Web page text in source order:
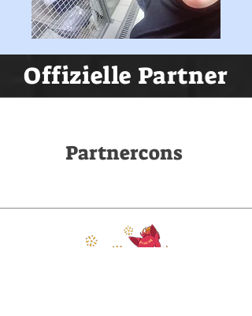
Offizielle Partner
Partnercons